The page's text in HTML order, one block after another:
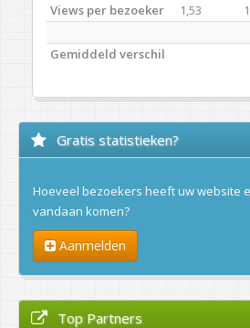
Views per bezoeker
1,53
Gemiddeld verschil
Gratis statistieken?
Hoeveel bezoekers heeft uw website
vandaan komen?
Aanmelden
Top Partners